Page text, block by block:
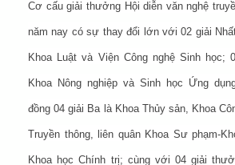
Cơ cấu giải thưởng Hội diễn văn nghệ
năm nay có sự thay đổi lớn với 02 giải
Khoa Luật và Viện Công nghệ Sinh học;
Khoa Nông nghiệp và Sinh học Ứng
đồng 04 giải Ba là Khoa Thủy sản, Khoa
Truyền thông, liên quân Khoa Sư phạm-
Khoa học Chính trị; cùng với 04 giải